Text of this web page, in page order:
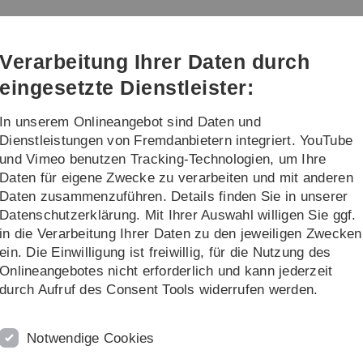
Direkt
Direkt
Direkt
(Sprache,
Drucken,
Social
Direkt
Direkt
Studium und Lehre Seminare und
Archiv Heraeus-Seminare
28. Juni 2017, Bad Honnef)
and Prospects in Theory and Experiment (18.-20. April
(25.-30. Oktober 2015, Bad Honnef)
(7.-11. Mai 2012, Bad Honnef)
Verarbeitung Ihrer Daten durch
eingesetzte Dienstleister:
In unserem Onlineangebot sind Daten und
Dienstleistungen von Fremdanbietern integriert. YouTube
und Vimeo benutzen Tracking-Technologien, um Ihre
Daten für eigene Zwecke zu verarbeiten und mit anderen
Daten zusammenzuführen. Details finden Sie in unserer
Datenschutzerklärung. Mit Ihrer Auswahl willigen Sie ggf.
in die Verarbeitung Ihrer Daten zu den jeweiligen Zwecken
ein. Die Einwilligung ist freiwillig, für die Nutzung des
Onlineangebotes nicht erforderlich und kann jederzeit
durch Aufruf des Consent Tools widerrufen werden.
Notwendige Cookies